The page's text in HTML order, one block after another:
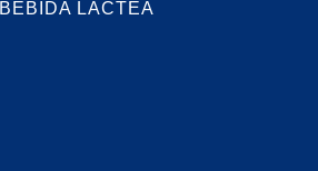
BEBIDA LÁCTEA